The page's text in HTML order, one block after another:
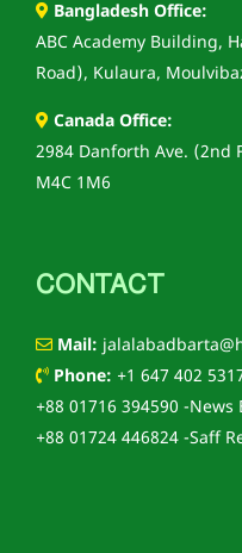
Bangladesh Office:
ABC Academy Building,
Road), Kulaura,
Canada Office:
2984 Danforth Ave. (2nd
M4C 1M6
CONTACT
Mail:
Phone: +1 647 402
+88 01716 394590 -News
+88 01724 446824 -Saff